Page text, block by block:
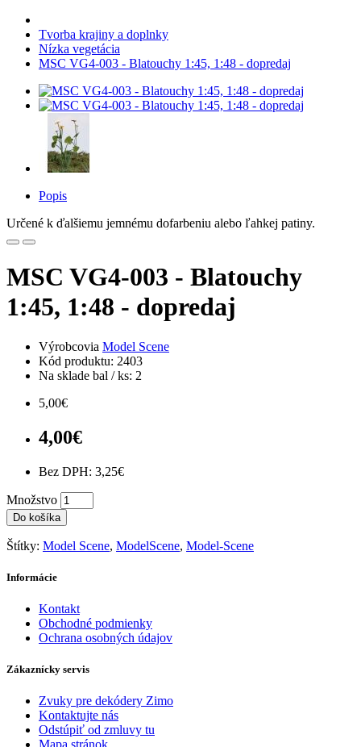
Tvorba krajiny a doplnky
Nízka vegetácia
MSC VG4-003 - Blatouchy 1:45, 1:48 - dopredaj
Popis
Určené k ďalšiemu jemnému dofarbeniu alebo ľahkej patiny.
MSC VG4-003 - Blatouchy
1:45, 1:48 - dopredaj
Výrobcovia Model Scene
Kód produktu: 2403
Na sklade bal / ks: 2
5,00€
4,00€
Bez DPH: 3,25€
Množstvo
Do košíka
Štítky: Model Scene, ModelScene, Model-Scene
Informácie
Kontakt
Obchodné podmienky
Ochrana osobných údajov
Zákaznícky servis
Zvuky pre dekódery Zimo
Kontaktujte nás
Odstúpiť od zmluvy tu